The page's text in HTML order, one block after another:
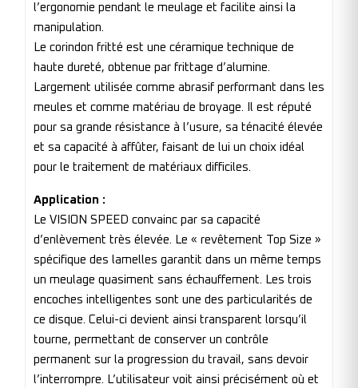
l’ergonomie pendant le meulage et facilite ainsi la
manipulation.
Le corindon fritté est une céramique technique de
haute dureté, obtenue par frittage d’alumine.
Largement utilisée comme abrasif performant dans les
meules et comme matériau de broyage. Il est réputé
pour sa grande résistance à l’usure, sa ténacité élevée
et sa capacité à affûter, faisant de lui un choix idéal
pour le traitement de matériaux difficiles.
Application :
Le VISION SPEED convainc par sa capacité
d’enlèvement très élevée. Le « revêtement Top Size »
spécifique des lamelles garantit dans un même temps
un meulage quasiment sans échauffement. Les trois
encoches intelligentes sont une des particularités de
ce disque. Celui-ci devient ainsi transparent lorsqu’il
tourne, permettant de conserver un contrôle
permanent sur la progression du travail, sans devoir
l’interrompre. L’utilisateur voit ainsi précisément où et